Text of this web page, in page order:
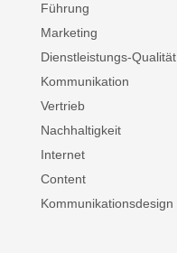
Führung
Marketing
Dienstleistungs-Qualität
Kommunikation
Vertrieb
Nachhaltigkeit
Internet
Content
Kommunikationsdesign